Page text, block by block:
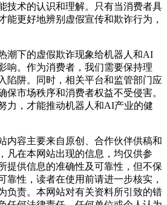
技术的认识和理解。只有当消费者具
能更好地辨别虚假宣传和欺诈行为，
下的虚假欺诈现象给机器人和AI
响。作为消费者，我们需要保持理
陷阱。同时，相关平台和监管部门应
保市场秩序和消费者权益不受侵害。
力，才能推动机器人和AI产业的健
容主要来自原创、合作伙伴供稿和
凡在本网站出现的信息，均仅供参
提供信息的准确性及可靠性，但不保
靠性，读者在使用前请进一步核实，
负责。本网站对有关资料所引致的错